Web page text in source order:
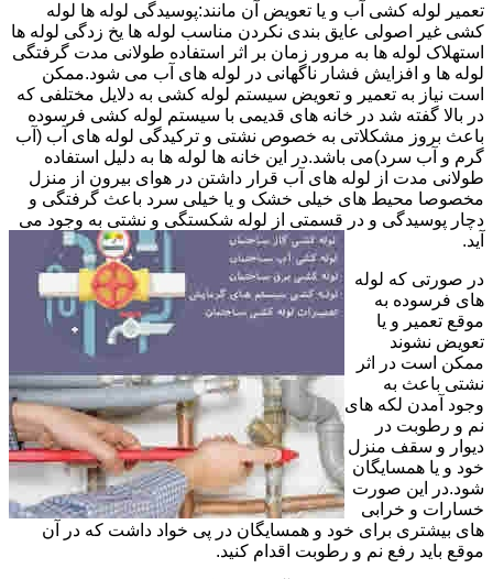
تعمیر لوله کشی آب و یا تعویض آن مانند:پوسیدگی لوله ها لوله
کشی غیر اصولی عایق بندی نکردن مناسب لوله ها یخ زدگی لوله ها
استهلاک لوله ها به مرور زمان بر اثر استفاده طولانی مدت گرفتگی
لوله ها و افزایش فشار ناگهانی در لوله های آب می شود.ممکن
است نیاز به تعمیر و تعویض سیستم لوله کشی به دلایل مختلفی که
در بالا گفته شد در خانه های قدیمی با سیستم لوله کشی فرسوده
باعث بروز مشکلاتی به خصوص نشتی و ترکیدگی لوله های آب (آب
گرم و آب سرد)می باشد.در این خانه ها لوله ها به دلیل استفاده
طولانی مدت از لوله های آب قرار داشتن در هوای بیرون از منزل
مخصوصا محیط های خیلی خشک و یا خیلی سرد باعث گرفتگی و
دچار پوسیدگی و در قسمتی از لوله شکستگی و نشتی به وجود می
آید.
در صورتی که لوله
های فرسوده به
موقع تعمیر و یا
تعویض نشوند
ممکن است در اثر
نشتی باعث به
وجود آمدن لکه های
نم و رطوبت در
دیوار و سقف منزل
خود و یا همسایگان
شود.در این صورت
خسارات و خرابی
های بیشتری برای خود و همسایگان در پی خواد داشت که در آن
موقع باید رفع نم و رطوبت اقدام کنید.